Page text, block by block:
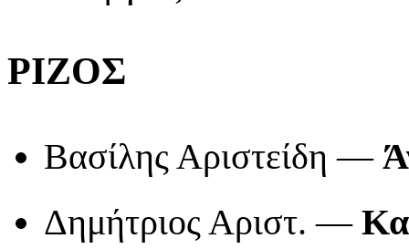
ΡΙΖΟΣ
Βασίλης Αριστείδη —
Δημήτριος Αριστ. —